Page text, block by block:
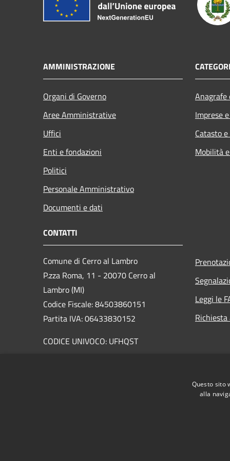
AMMINISTRAZIONE
Organi di Governo
Aree Amministrative
Uffici
Enti e fondazioni
Politici
Personale Amministrativo
Documenti e dati
Imprese
Catasto
Mobilità
CONTATTI
Comune di Cerro al Lambro
P.zza Roma, 11 - 20070 Cerro al
Lambro (MI)
Codice Fiscale: 84503860151
Partita IVA: 06433830152
CODICE UNIVOCO: UFHQST
Leggi le
Questo sito
alla